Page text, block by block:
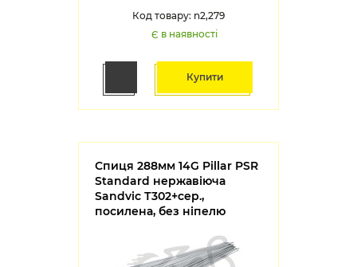
Код товару: n2,279
Є в наявності
Купити
Спиця 288мм 14G Pillar PSR
Standard нержавіюча
Sandvic Т302+сер.,
посилена, без ніпелю